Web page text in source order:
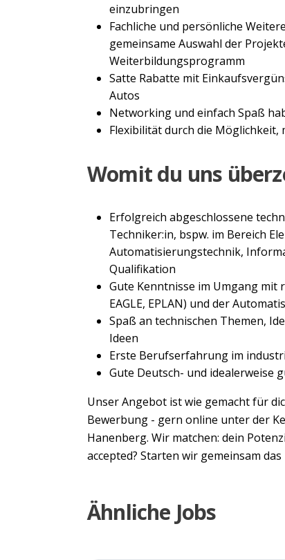
einzubringen
Fachliche und persönliche
gemeinsame Auswahl der
Weiterbildungsprogramm
Satte Rabatte mit
Autos
Networking und einfach Spaß
Flexibilität durch die Möglichkeit,
Womit du uns
Erfolgreich abgeschlossene
Techniker:in, bspw. im Bereich
Automatisierungstechnik,
Qualifikation
Gute Kenntnisse im Umgang mit
EAGLE, EPLAN) und der
Spaß an technischen Themen,
Ideen
Erste Berufserfahrung im
Gute Deutsch- und idealerweise
Unser Angebot ist wie gemacht für
Bewerbung - gern online unter der
Hanenberg. Wir matchen: dein
accepted? Starten wir gemeinsam
Ähnliche Jobs